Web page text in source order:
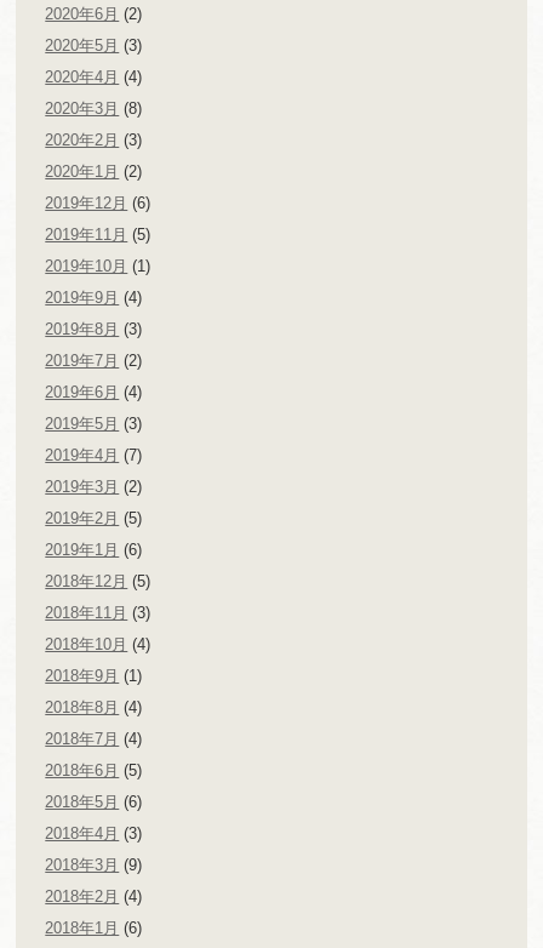
2020年6月 (2)
2020年5月 (3)
2020年4月 (4)
2020年3月 (8)
2020年2月 (3)
2020年1月 (2)
2019年12月 (6)
2019年11月 (5)
2019年10月 (1)
2019年9月 (4)
2019年8月 (3)
2019年7月 (2)
2019年6月 (4)
2019年5月 (3)
2019年4月 (7)
2019年3月 (2)
2019年2月 (5)
2019年1月 (6)
2018年12月 (5)
2018年11月 (3)
2018年10月 (4)
2018年9月 (1)
2018年8月 (4)
2018年7月 (4)
2018年6月 (5)
2018年5月 (6)
2018年4月 (3)
2018年3月 (9)
2018年2月 (4)
2018年1月 (6)